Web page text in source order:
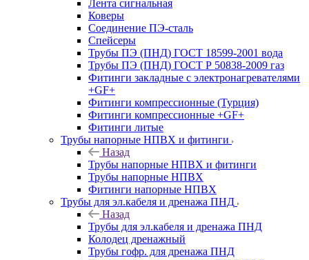
Лента сигнальная
Коверы
Соединение ПЭ-сталь
Спейсеры
Трубы ПЭ (ПНД) ГОСТ 18599-2001 вода
Трубы ПЭ (ПНД) ГОСТ Р 50838-2009 газ
Фитинги закладные с электронагревателями
+GF+
Фитинги компрессионные (Турция)
Фитинги компрессионные +GF+
Фитинги литые
Трубы напорные НПВХ и фитинги
Назад
Трубы напорные НПВХ и фитинги
Трубы напорные НПВХ
Фитинги напорные НПВХ
Трубы для эл.кабеля и дренажа ПНД
Назад
Трубы для эл.кабеля и дренажа ПНД
Колодец дренажный
Трубы гофр. для дренажа ПНД